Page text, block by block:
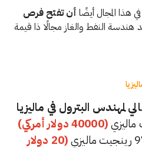
هذا المجال أيضًا أن تفتح فرص
هندسة النفط والغاز مجالًا ذا قيمة
لمهندس البترول في ماليزيا
(40000 دولار أمركي)
(20 دولار